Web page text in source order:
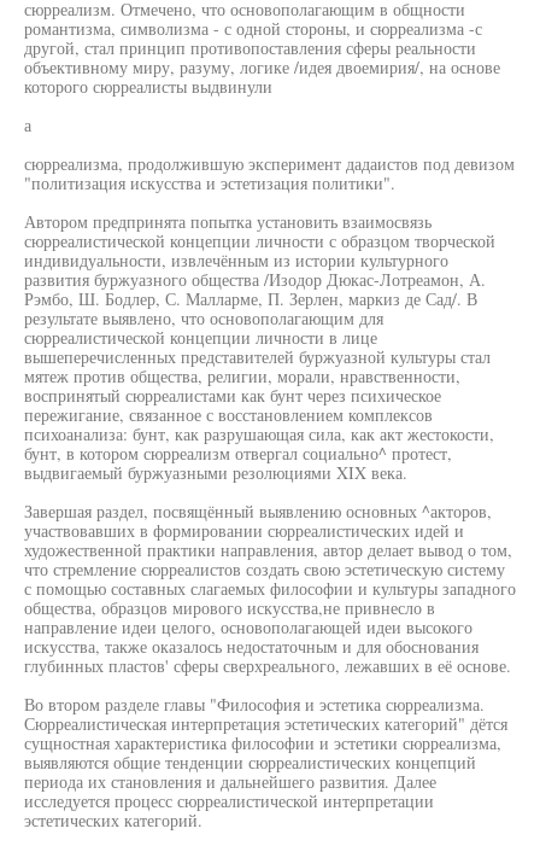
сюрреализм. Отмечено, что основополагающим в общности
романтизма, символизма - с одной стороны, и сюрреализма -с
другой, стал принцип противопоставления сферы реальности
объективному миру, разуму, логике /идея двоемирия/, на основе
которого сюрреалисты выдвинули
а
сюрреализма, продолжившую эксперимент дадаистов под девизом
"политизация искусства и эстетизация политики".
Автором предпринята попытка установить взаимосвязь
сюрреалистической концепции личности с образцом творческой
индивидуальности, извлечённым из истории культурного
развития буржуазного общества /Изодор Дюкас-Лотреамон, А.
Рэмбо, Ш. Бодлер, С. Малларме, П. Зерлен, маркиз де Сад/. В
результате выявлено, что основополагающим для
сюрреалистической концепции личности в лице
вышеперечисленных представителей буржуазной культуры стал
мятеж против общества, религии, морали, нравственности,
воспринятый сюрреалистами как бунт через психическое
пережигание, связанное с восстановлением комплексов
психоанализа: бунт, как разрушающая сила, как акт жестокости,
бунт, в котором сюрреализм отвергал социально^ протест,
выдвигаемый буржуазными резолюциями XIX века.
Завершая раздел, посвящённый выявлению основных ^акторов,
участвовавших в формировании сюрреалистических идей и
художественной практики направления, автор делает вывод о том,
что стремление сюрреалистов создать свою эстетическую систему
с помощью составных слагаемых философии и культуры западного
общества, образцов мирового искусства,не привнесло в
направление идеи целого, основополагающей идеи высокого
искусства, также оказалось недостаточным и для обоснования
глубинных пластов' сферы сверхреального, лежавших в её основе.
Во втором разделе главы "Философия и эстетика сюрреализма.
Сюрреалистическая интерпретация эстетических категорий" дётся
сущностная характеристика философии и эстетики сюрреализма,
выявляются общие тенденции сюрреалистических концепций
периода их становления и дальнейшего развития. Далее
исследуется процесс сюрреалистической интерпретации
эстетических категорий.